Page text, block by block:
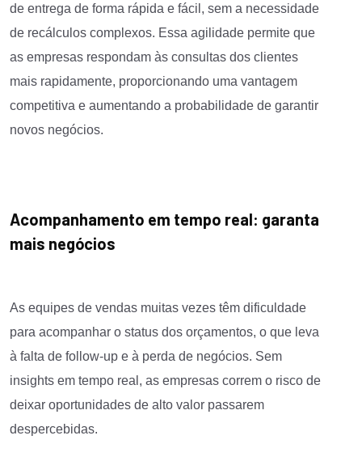
de entrega de forma rápida e fácil, sem a necessidade
de recálculos complexos. Essa agilidade permite que
as empresas respondam às consultas dos clientes
mais rapidamente, proporcionando uma vantagem
competitiva e aumentando a probabilidade de garantir
novos negócios.
Acompanhamento em tempo real: garanta
mais negócios
As equipes de vendas muitas vezes têm dificuldade
para acompanhar o status dos orçamentos, o que leva
à falta de follow-up e à perda de negócios. Sem
insights em tempo real, as empresas correm o risco de
deixar oportunidades de alto valor passarem
despercebidas.